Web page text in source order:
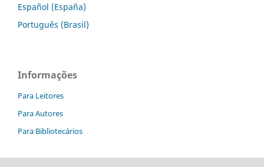
Español (España)
Português (Brasil)
Informações
Para Leitores
Para Autores
Para Bibliotecários